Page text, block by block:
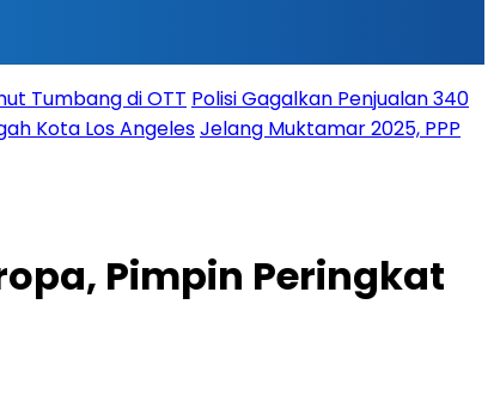
Tumbang di OTT Polisi Gagalkan Penjualan 340
Kota Los AngelesJelang Muktamar 2025, PPP
Pimpin Peringkat